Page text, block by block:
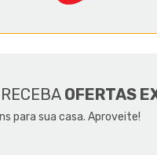
OFERTAS
para sua casa. Aproveite!